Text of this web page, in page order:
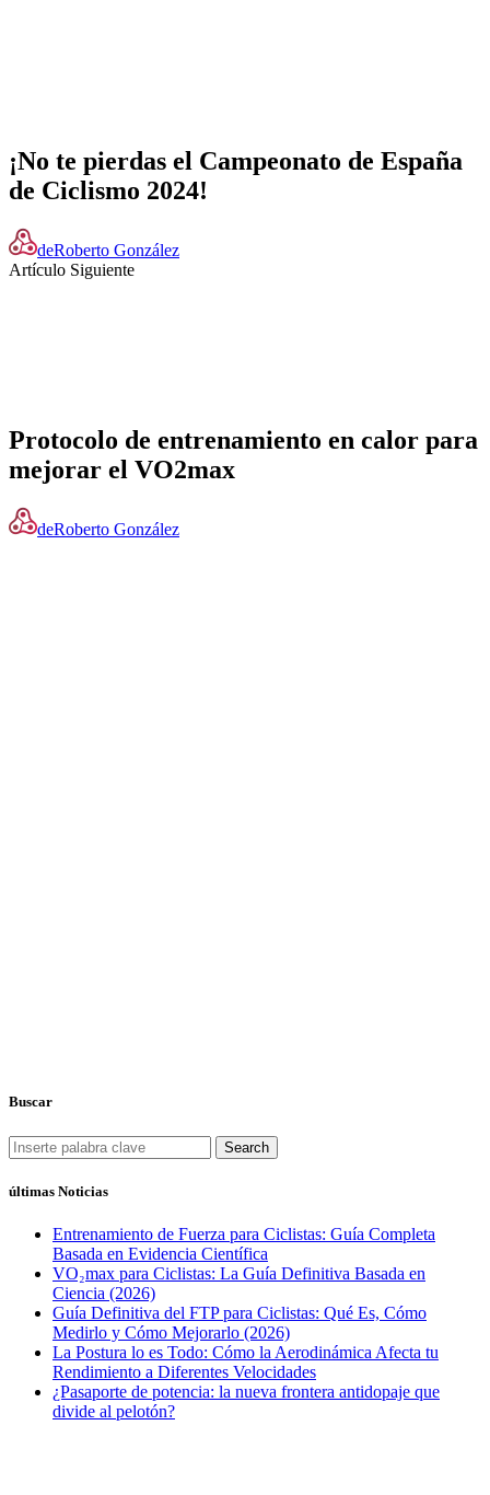
¡No te pierdas el Campeonato de España
de Ciclismo 2024!
deRoberto González
Artículo Siguiente
Protocolo de entrenamiento en calor para
mejorar el VO2max
deRoberto González
Buscar
Search
últimas Noticias
Entrenamiento de Fuerza para Ciclistas: Guía Completa
Basada en Evidencia Científica
VO₂max para Ciclistas: La Guía Definitiva Basada en
Ciencia (2026)
Guía Definitiva del FTP para Ciclistas: Qué Es, Cómo
Medirlo y Cómo Mejorarlo (2026)
La Postura lo es Todo: Cómo la Aerodinámica Afecta tu
Rendimiento a Diferentes Velocidades
¿Pasaporte de potencia: la nueva frontera antidopaje que
divide al pelotón?